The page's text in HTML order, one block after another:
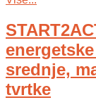
srednje,
tvrtke